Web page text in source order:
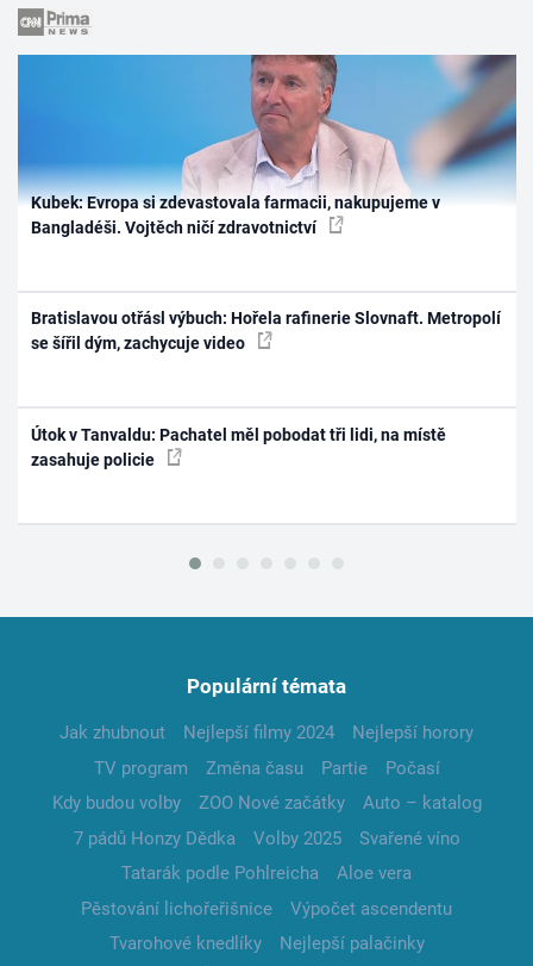
Kubek: Evropa si zdevastovala farmacii, nakupujeme v
Bangladéši. Vojtěch ničí zdravotnictví
Bratislavou otřásl výbuch: Hořela rafinerie Slovnaft. Metropolí
se šířil dým, zachycuje video
Útok v Tanvaldu: Pachatel měl pobodat tři lidi, na místě
zasahuje policie
Populární témata
Jak zhubnout Nejlepší filmy 2024
Nejlepší horory
TV program
Změna času Partie
Počasí
Kdy budou volby
ZOO Nové začátky
Auto – katalog
7 pádů Honzy Dědka
Volby 2025
Svařené víno
Tatarák podle Pohlreicha
Aloe vera
Pěstování lichořeřišnice
Výpočet ascendentu
Tvarohové knedlíky
Nejlepší palačinky